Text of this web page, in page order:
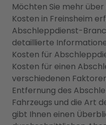
Möchten Sie mehr
Kosten in Freinsheim
Abschleppdienst-
detaillierte
Kosten für
Kosten für einen
verschiedenen
Entfernung des
Fahrzeugs und die Art
gibt Ihnen einen